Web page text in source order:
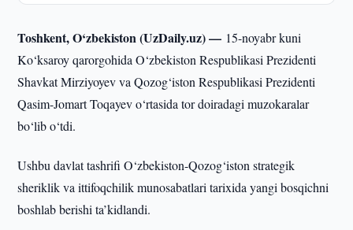
Toshkent, O‘zbekiston (UzDaily.uz) — 15-noyabr kuni
Ko‘ksaroy qarorgohida O‘zbekiston Respublikasi Prezidenti
Shavkat Mirziyoyev va Qozog‘iston Respublikasi Prezidenti
Qasim-Jomart Toqayev o‘rtasida tor doiradagi muzokaralar
bo‘lib o‘tdi.
Ushbu davlat tashrifi O‘zbekiston-Qozog‘iston strategik
sheriklik va ittifoqchilik munosabatlari tarixida yangi bosqichni
boshlab berishi ta’kidlandi.